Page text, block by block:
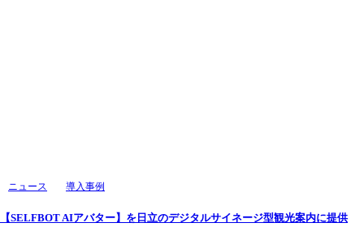
ニュース 導入事例
【SELFBOT AIアバター】を日立のデジタルサイネージ型観光案内に提供